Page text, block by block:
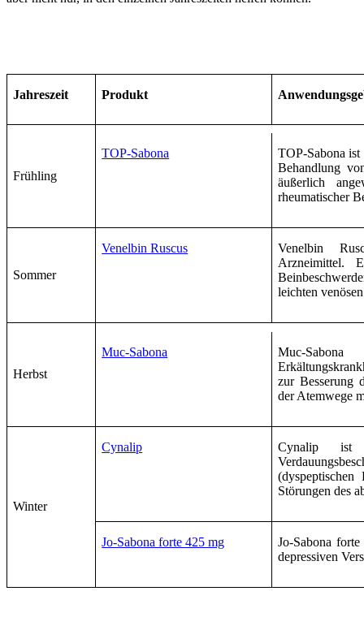
Jahreszeit Produkt
Frühling
TOP-Sabona
TOP-Sabona
Behandlung
äußerlich
rheumatischer
Sommer
Venelbin Ruscus
Venelbin
Arzneimittel.
leichten
Herbst
Muc-Sabona
Muc-
zur Besserung
der Atemwege
Winter
Cynalip
Cynalip ist
(dyspeptischen
Störungen des
Jo-Sabona forte 425 mg
Jo-Sabona
depressiven